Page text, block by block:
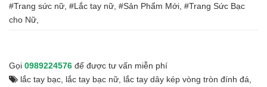
#Trang sức nữ, #Lắc tay nữ, #Sản Phẩm Mới, #Trang Sức Bạc
cho Nữ,
Gọi 0989224576 để được tư vấn miễn phí
lắc tay bạc lắc tay bạc nữ lắc tay dây kép vòng tròn đính đá